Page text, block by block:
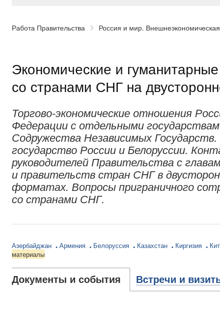
Работа Правительства Россия и мир.
Экономические и
со странами СНГ на
Торгово-экономические отношения
Федерации с отдельными
Содружества Независимых
государство России и Белоруссии.
руководителей Правительства с
и правительств стран СНГ в
форматах. Вопросы приграничного
со странами СНГ.
Азербайджан Армения Белоруссия Казахстан Киргизия
материалы
Документы и события Встречи и